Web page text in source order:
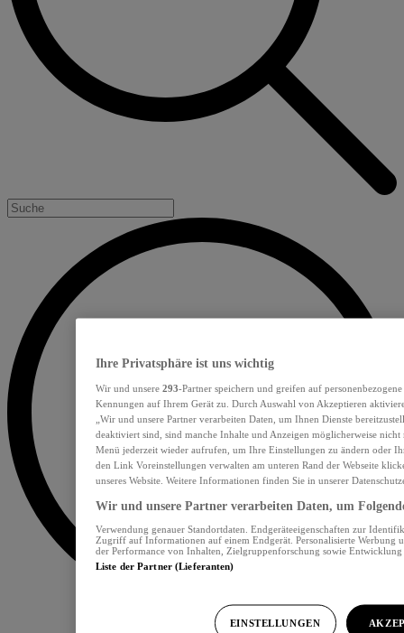
Ihre Privatsphäre ist uns wichtig
Wir und unsere 293-Partner speichern und greifen auf
Kennungen auf Ihrem Gerät zu. Durch Auswahl von Akzeptieren
„Wir und unsere Partner verarbeiten Daten, um Ihnen Dienste
deaktiviert sind, sind manche Inhalte und Anzeigen möglicherweise nicht
Menü jederzeit wieder aufrufen, um Ihre Einstellungen zu ändern oder
den Link Voreinstellungen verwalten am unteren Rand der Webseite
unseres Website. Weitere Informationen finden Sie in unserer
Wir und unsere Partner verarbeiten Daten, um
Verwendung genauer Standortdaten. Endgeräteeigenschaften zur
Zugriff auf Informationen auf einem Endgerät. Personalisierte Werbung
der Performance von Inhalten, Zielgruppenforschung sowie
Liste der Partner (Lieferanten)
EINSTELLUNGEN